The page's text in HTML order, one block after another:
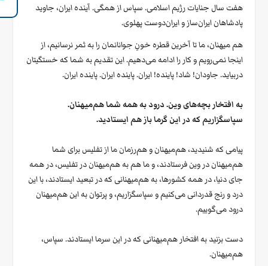
هفت سال جنایات رژیم اسلامی. سپاس از همگی. آینده ایران، جاوید
پادشاهان ایران‌ساز و ایران‌دوست پهلوی.
هم میهنان، ما تا آخرین قطره خونِ جوانانمان را به ثمر نرسانیم، از
اینجا نمی‌رویم و کار را ادامه می‌دهیم. این تقدیم به شما که خستگیتان
دربیاید. جاودان! شاد! پاینده! ایران. پاینده ایران. پاینده ایران.
به افتخار بچه‌های وین. درود به همه شما هم‌میهنان.
سپاسگزاریم که در این گرما باز هم ایستادید.
پیامی که شنیدید، هم‌میهنان و هم‌رزمان ما از تفلیس برای شما
هم‌میهنان در وین فرستادند، و ما هم به هم‌میهنان در تفلیس، در همه
جای دنیا، در همه کشورها، به هم‌میهنانی که در تبعید ایستادند، با این
درد و رنج قدردانی می‌کنیم و سپاسگزاریم، و پرتوان به این هم‌میهنان
درود می‌گوییم.
دست بزنید به افتخار هم‌میهنانی که در این سرما ایستادند. سپاس،
هم‌میهنان.